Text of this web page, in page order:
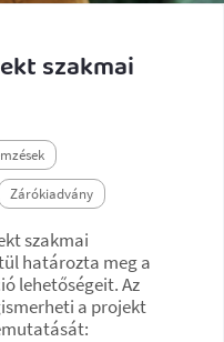
szakmai
Zárókiadvány
szakmai
határozta meg a
lehetőségeit. Az
a projekt